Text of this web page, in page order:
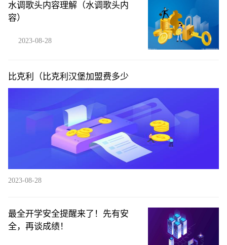
水调歌头内容理解（水调歌头内
容）
2023-08-28
比克利（比克利汉堡加盟费多少
2023-08-28
最全开学安全提醒来了！先有安
全，再谈成绩！